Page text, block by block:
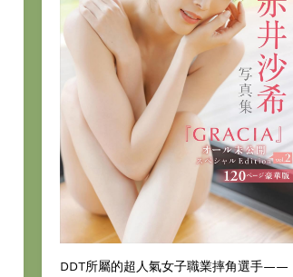
DDT所屬的超人氣女子職業摔角選手——